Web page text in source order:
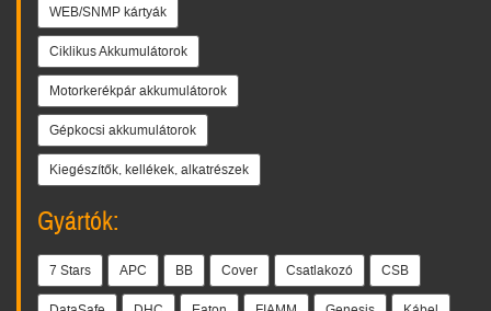
WEB/SNMP kártyák
Ciklikus Akkumulátorok
Motorkerékpár akkumulátorok
Gépkocsi akkumulátorok
Kiegészítők, kellékek, alkatrészek
Gyártók:
7 Stars APC BB Cover Csatlakozó CSB